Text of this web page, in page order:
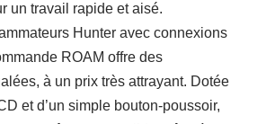
un travail rapide et aisé.
Hunter avec connexions
ROAM offre des
à un prix très attrayant. Dotée
et d’un simple bouton-poussoir,